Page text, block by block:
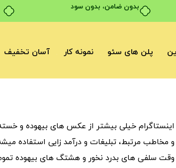
بدون ضامن، بدون سود
پلن های سئو نمونه کار آسان تخفیف
اینستاگرام خیلی بیشتر از عکس های بیهوده و
و مخاطب مرتبط، تبلیغات و درآمد زایی استفاده
وقت سلفی های بدرد نخور و هشتگ های بیهوده